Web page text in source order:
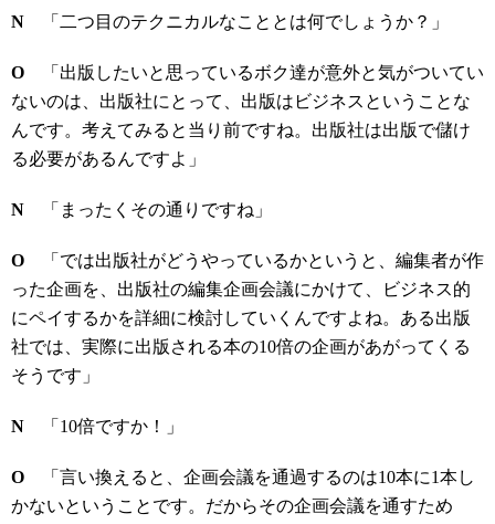
N 「二つ目のテクニカルなこととは何でしょうか？」
O
「出版したいと思っているボク達が意外と気がついてい
ないのは、出版社にとって、出版はビジネスということな
んです。考えてみると当り前ですね。出版社は出版で儲け
る必要があるんですよ」
N 「まったくその通りですね」
O
「では出版社がどうやっているかというと、編集者が作
った企画を、出版社の編集企画会議にかけて、ビジネス的
にペイするかを詳細に検討していくんですよね。ある出版
社では、実際に出版される本の10倍の企画があがってくる
そうです」
N 「10倍ですか！」
O
「言い換えると、企画会議を通過するのは10本に1本し
かないということです。だからその企画会議を通すため